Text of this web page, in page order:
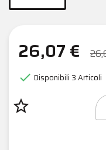
26,07 €
 Disponibili3 Articoli
star_border